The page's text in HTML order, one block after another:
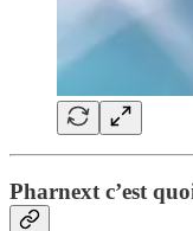
Pharnext c’est